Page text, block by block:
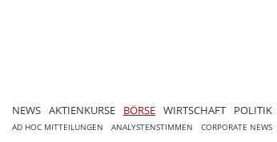
NEWS AKTIENKURSE BÖRSE WIRTSCHAFT POLITIK
AD HOC MITTEILUNGEN ANALYSTENSTIMMEN CORPORATE NEWS